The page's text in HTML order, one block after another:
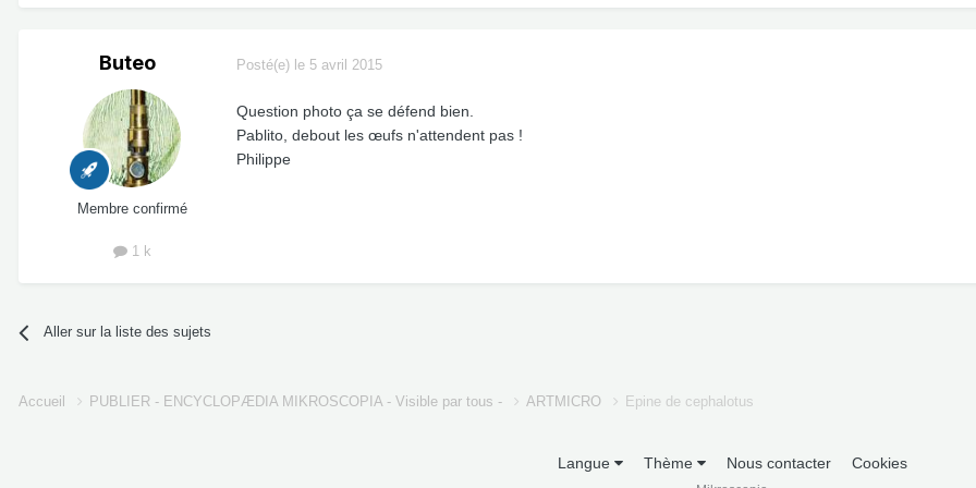
Buteo
Membre confirmé
1 k
Posté(e) le 5 avril 2015
Question photo ça se défend bien.
Pablito, debout les œufs n'attendent pas !
Philippe
Aller sur la liste des sujets
Accueil PUBLIER - ENCYCLOPÆDIA MIKROSCOPIA - Visible par tous - ARTMICRO Epine de cephalotus
Langue Thème Nous contacter Cookies